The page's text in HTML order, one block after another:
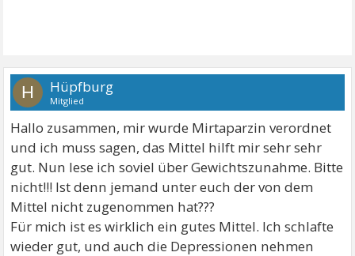
H Hüpfburg
Mitglied
Hallo zusammen, mir wurde Mirtaparzin verordnet
und ich muss sagen, das Mittel hilft mir sehr sehr
gut. Nun lese ich soviel über Gewichtszunahme. Bitte
nicht!!! Ist denn jemand unter euch der von dem
Mittel nicht zugenommen hat???
Für mich ist es wirklich ein gutes Mittel. Ich schlafte
wieder gut, und auch die Depressionen nehmen